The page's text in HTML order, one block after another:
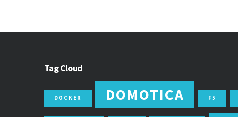
Tag Cloud
DOCKER DOMOTICA F5